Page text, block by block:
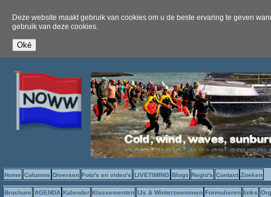
Deze website maakt gebruik van cookies om u de beste ervaring te geven
gebruik van deze cookies.
Home Columns Diversen Foto's en video's LIVETIMING Blogs Regio's Contact Zoeken
Brochure AGENDA Kalender Klassementen IJs & Winterzwemmen Formulieren links